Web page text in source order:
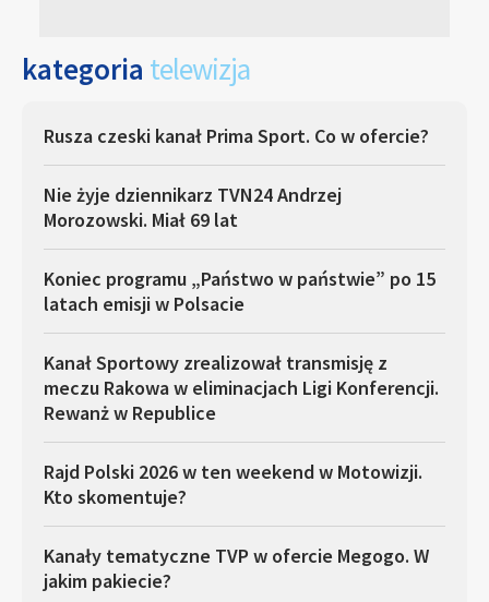
kategoria telewizja
Rusza czeski kanał Prima Sport. Co w ofercie?
Nie żyje dziennikarz TVN24 Andrzej
Morozowski. Miał 69 lat
Koniec programu „Państwo w państwie” po 15
latach emisji w Polsacie
Kanał Sportowy zrealizował transmisję z
meczu Rakowa w eliminacjach Ligi Konferencji.
Rewanż w Republice
Rajd Polski 2026 w ten weekend w Motowizji.
Kto skomentuje?
Kanały tematyczne TVP w ofercie Megogo. W
jakim pakiecie?